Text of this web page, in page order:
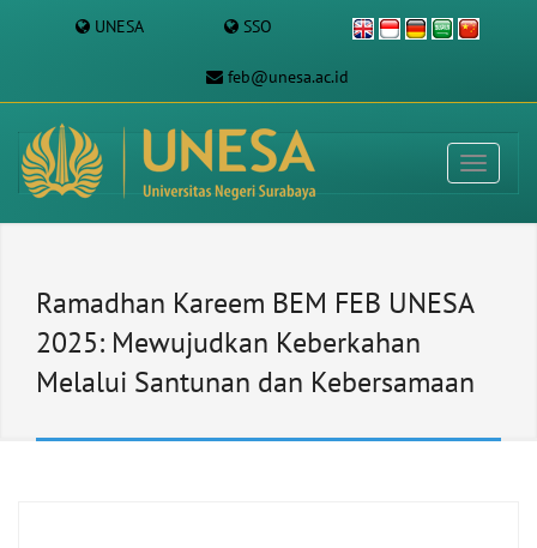
UNESA SSO
feb@unesa.ac.id
Ramadhan Kareem BEM FEB UNESA
2025: Mewujudkan Keberkahan
Melalui Santunan dan Kebersamaan